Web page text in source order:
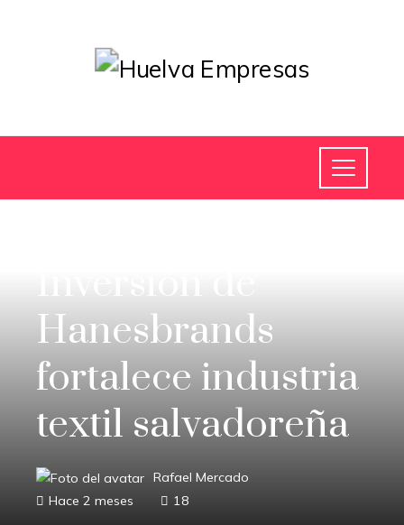
Hanesbrands
fortalece industria
textil salvadoreña
Rafael Mercado
Hace 2 meses
18